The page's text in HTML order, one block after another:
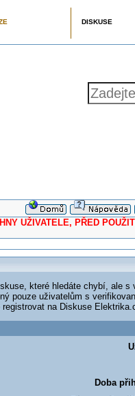
DISKUSE
PŘED
které hledáte chybí, ale
pouze uživatelům s
registrovat na Diskuse
Doba